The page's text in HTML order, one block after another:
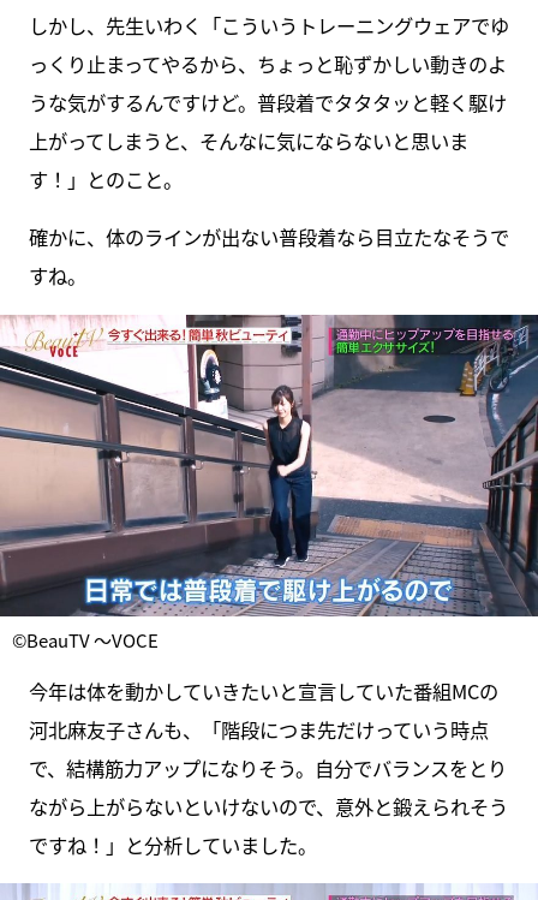
しかし、先生いわく「こういうトレーニングウェアでゆ
っくり止まってやるから、ちょっと恥ずかしい動きのよ
うな気がするんですけど。普段着でタタタッと軽く駆け
上がってしまうと、そんなに気にならないと思いま
す！」とのこと。
確かに、体のラインが出ない普段着なら目立たなそうで
すね。
©BeauTV ～VOCE
今年は体を動かしていきたいと宣言していた番組MCの
河北麻友子さんも、「階段につま先だけっていう時点
で、結構筋力アップになりそう。自分でバランスをとり
ながら上がらないといけないので、意外と鍛えられそう
ですね！」と分析していました。